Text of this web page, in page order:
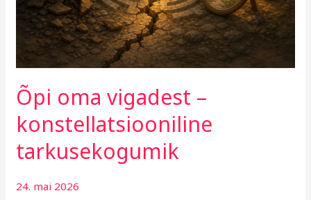
Õpi oma vigadest –
konstellatsiooniline
tarkusekogumik
24. mai 2026